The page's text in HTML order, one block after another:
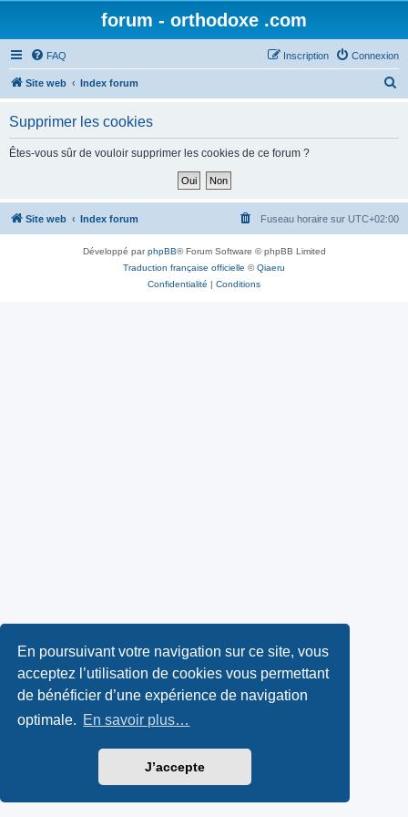
En poursuivant votre navigation sur ce site, vous
acceptez l’utilisation de cookies vous permettant
de bénéficier d’une expérience de navigation
optimale. En savoir plus…
J’accepte
forum - orthodoxe .com
FAQ Connexion
Inscription
Site web Index forum
h
Supprimer les cookies
Êtes-vous sûr de vouloir supprimer les cookies de ce forum ?
Site web Index forum Fuseau horaire sur UTC+02:00
Développé parphpBB® Forum Software © phpBB Limited
Traduction française officielle ©Qiaeru
Confidentialité | Conditions